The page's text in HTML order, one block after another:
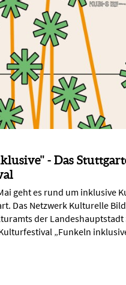
- Das
geht es rund um inklusive
Das Netzwerk Kulturelle
der
„Funkeln